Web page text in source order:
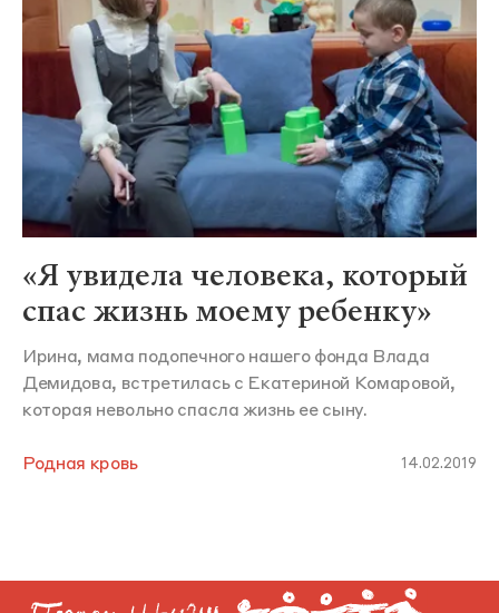
«Я увидела человека, который
спас жизнь моему ребенку»
Ирина, мама подопечного нашего фонда Влада
Демидова, встретилась с Екатериной Комаровой,
которая невольно спасла жизнь ее сыну.
Родная кровь 14.02.2019